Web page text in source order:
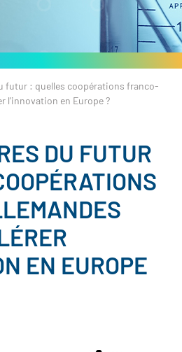
futur : quelles coopérations franco-
l’innovation en Europe ?
DU FUTUR
EN EUROPE